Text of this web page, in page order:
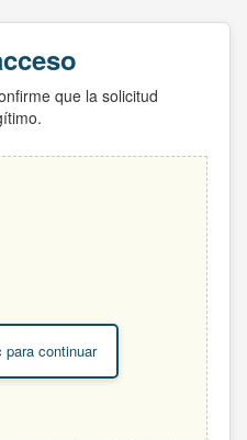
que la solicitud
para continuar